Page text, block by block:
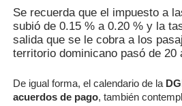
Se recuerda que el impuesto a
subió de 0.15 % a 0.20 % y la
salida que se le cobra a los
territorio dominicano pasó de 20
De igual forma, el calendario de la
acuerdos de pago, también